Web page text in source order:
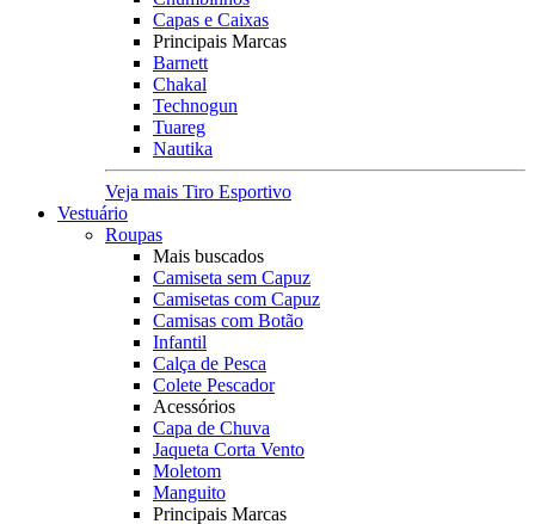
Capas e Caixas
Principais Marcas
Barnett
Chakal
Technogun
Tuareg
Nautika
Veja mais Tiro Esportivo
Vestuário
Roupas
Mais buscados
Camiseta sem Capuz
Camisetas com Capuz
Camisas com Botão
Infantil
Calça de Pesca
Colete Pescador
Acessórios
Capa de Chuva
Jaqueta Corta Vento
Moletom
Manguito
Principais Marcas